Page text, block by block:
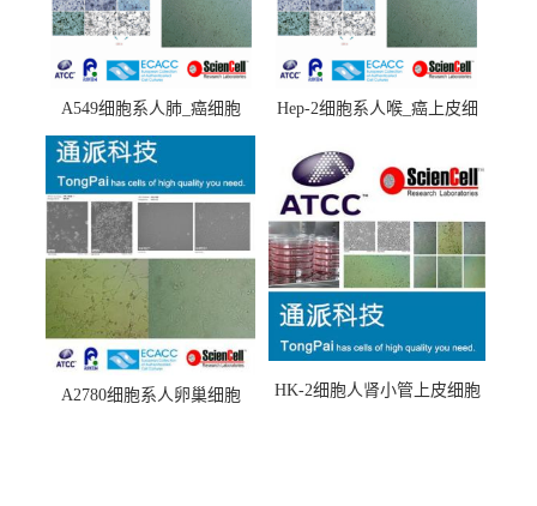
A549细胞系人肺_癌细胞
(A549细胞)
Hep-2细胞系人喉_癌上皮细
A2780细胞系人卵巢细胞
HK-2细胞人肾小管上皮细胞